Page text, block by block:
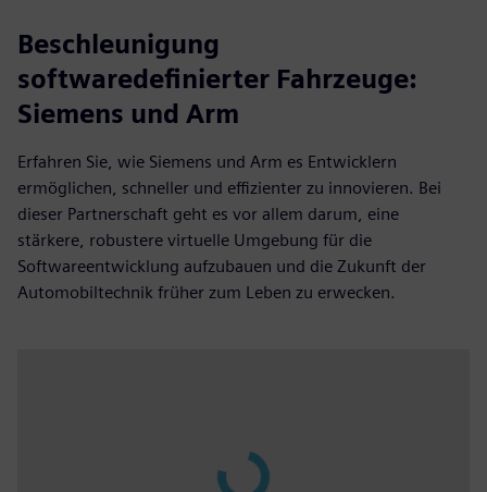
Beschleunigung
softwaredefinierter Fahrzeuge:
Siemens und Arm
Erfahren Sie, wie Siemens und Arm es Entwicklern
ermöglichen, schneller und effizienter zu innovieren. Bei
dieser Partnerschaft geht es vor allem darum, eine
stärkere, robustere virtuelle Umgebung für die
Softwareentwicklung aufzubauen und die Zukunft der
Automobiltechnik früher zum Leben zu erwecken.